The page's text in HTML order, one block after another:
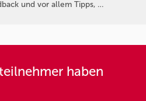
und vor allem Tipps, …
haben